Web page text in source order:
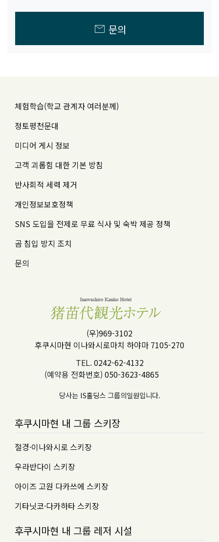
mail 문의
체험학습(학교 관계자 여러분께)
정토평천문대
미디어 게시 정보
고객 괴롭힘 대한 기본 방침
반사회적 세력 제거
개인정보보호정책
SNS 도입을 전제로 무료 식사 및 숙박 제공 정책
곰 침입 방지 조치
문의
(우)969-3102
후쿠시마현 이나와시로마치 하야마 7105-270
TEL.0242-62-4132
(예약용 전화번호) 050-3623-4865
당사는 IS홀딩스그룹의일원입니다.
후쿠시마현 내 그룹 스키장
절경·이나와시로 스키장
우라반다이 스키장
아이즈 고원 다카쓰에 스키장
기타닛코·다카하타 스키장
후쿠시마현 내 그룹 레저 시설